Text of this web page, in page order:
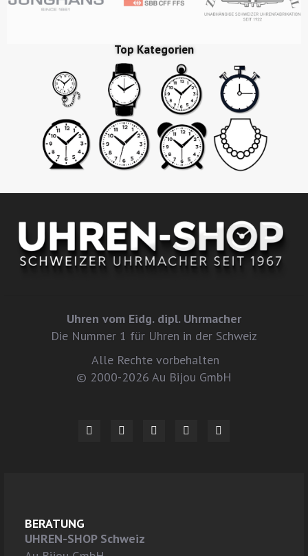
Top Kategorien
Uhren vom Eidg. dipl. Uhrmacher
Die Nummer 1 für Uhren in der Schweiz
Alle Rechte vorbehalten
© 2000-2026 Au Bijou GmbH
BERATUNG
UHREN-SHOP Schweiz